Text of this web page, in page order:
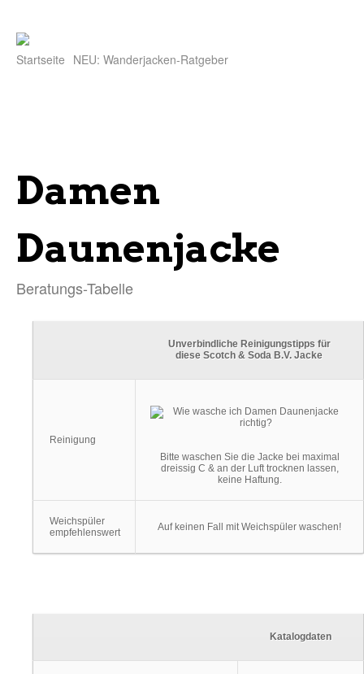
Startseite NEU: Wanderjacken-Ratgeber
Damen
Daunenjacke
Beratungs-Tabelle
Unverbindliche Reinigungstipps für
diese Scotch & Soda B.V. Jacke
Reinigung
Bitte waschen Sie die Jacke bei maximal
dreissig C & an der Luft trocknen lassen,
keine Haftung.
Weichspüler
empfehlenswert
Auf keinen Fall mit Weichspüler waschen!
Katalogdaten